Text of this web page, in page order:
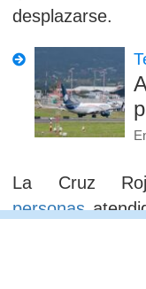
desplazarse.
La Cruz
personas
"La